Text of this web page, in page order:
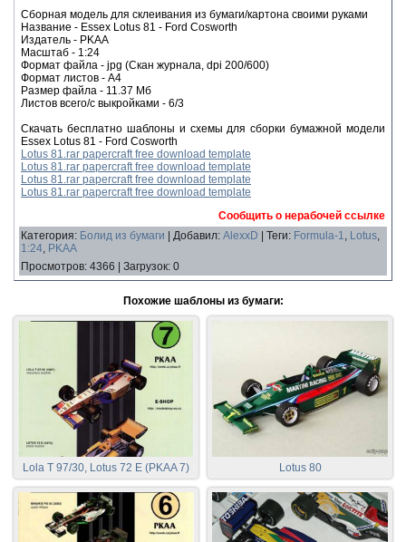
Сборная модель для склеивания из бумаги/картона своими руками
Название - Essex Lotus 81 - Ford Cosworth
Издатель - PKAA
Масштаб - 1:24
Формат файла - jpg (Скан журнала, dpi 200/600)
Формат листов - A4
Размер файла - 11.37 Мб
Листов всего/с выкройками - 6/3
Скачать бесплатно шаблоны и схемы для сборки бумажной модели
Essex Lotus 81 - Ford Cosworth
Lotus 81.rar papercraft free download template
Lotus 81.rar papercraft free download template
Lotus 81.rar papercraft free download template
Lotus 81.rar papercraft free download template
Сообщить о нерабочей ссылке
Категория: Болид из бумаги Добавил: AlexxD Теги: Formula-1, Lotus,
1:24, PKAA
Просмотров: 4366 Загрузок: 0
Похожие шаблоны из бумаги:
Lola T 97/30, Lotus 72 E (PKAA 7) Lotus 80